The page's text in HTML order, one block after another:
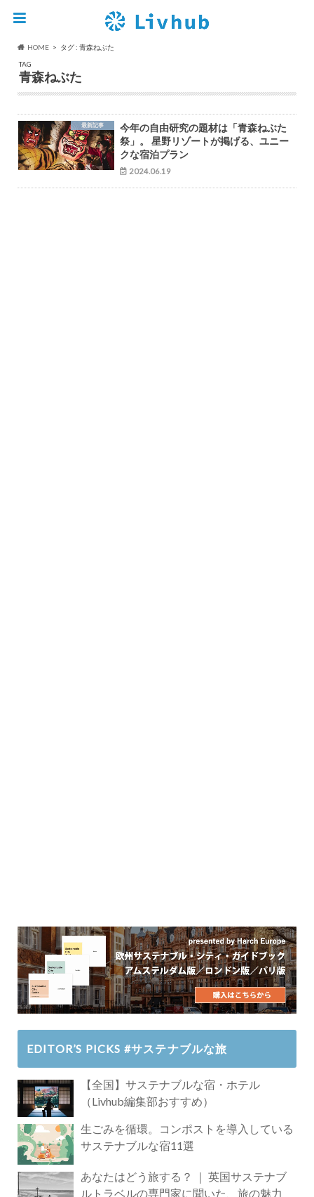
HOME
タグ : 青森ねぶた
TAG
青森ねぶた
最新記事
今年の自由研究の題材は「青森ねぶた
祭」。 星野リゾートが掲げる、ユニー
クな宿泊プラン
2024.06.19
EDITOR’S PICKS #サステナブルな旅
【全国】サステナブルな宿・ホテル
（Livhub編集部おすすめ）
生ごみを循環。コンポストを導入している
サステナブルな宿11選
あなたはどう旅する？ ｜ 英国サステナブ
ルトラベルの専門家に聞いた、旅の魅力